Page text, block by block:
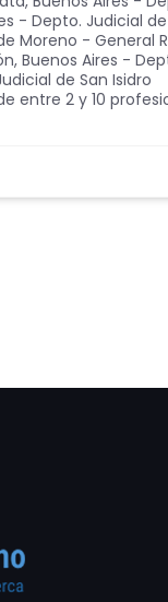
- Depto. Judicial
Moreno - General
, Buenos Aires -
de San Isidro
entre 2 y 10